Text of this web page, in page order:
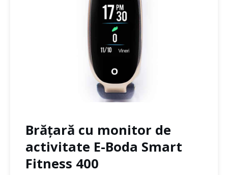
Brățară cu monitor de
activitate E-Boda Smart
Fitness 400